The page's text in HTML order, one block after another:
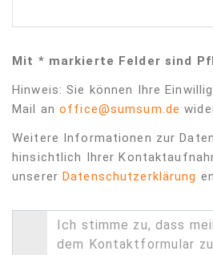
Mit * markierte Felder sind
Hinweis: Sie können Ihre
Mail an office@sumsum.de
Weitere Informationen zur
hinsichtlich Ihrer
unserer Datenschutzerklärung
Ich stimme zu, dass
dem Kontaktformular